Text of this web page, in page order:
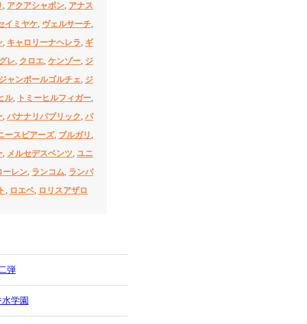
, アクアシャボン, アナス
イミヤケ, ヴェルサーチ,
, キャロリーナヘレラ, ギ
グレ, クロエ, ケンゾー, ジ
ジャンポールゴルチェ, ジ
ル, トミーヒルフィガー,
, バナナリパブリック, パ
ースピアーズ, ブルガリ,
, メルセデスベンツ, ユニ
ーレン, ランコム, ランバ
, ロエベ, ロリスアザロ
弾
学園